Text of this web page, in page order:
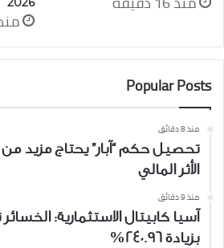
منذ 6
Popular Posts
منذ 8 دقائق
تحصيل حكم “آبار” يحتاج مزيد
الأثر المالي
منذ 9 دقائق
آسيا كابيتال الاستثمارية:
بزيادة 240.96%